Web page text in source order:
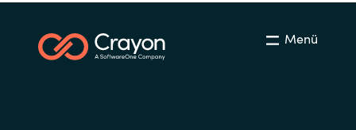
Menü